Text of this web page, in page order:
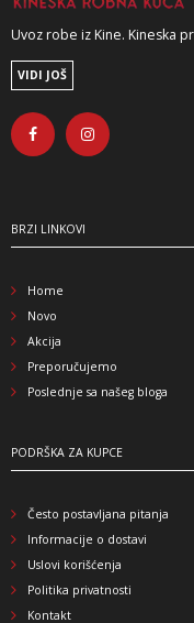
Uvoz robe iz Kine. Kineska
VIDI JOŠ
BRZI LINKOVI
Home
Novo
Akcija
Preporučujemo
Poslednje sa našeg bloga
PODRŠKA ZA KUPCE
Često postavljana pitanja
Informacije o dostavi
Uslovi korišćenja
Politika privatnosti
Kontakt